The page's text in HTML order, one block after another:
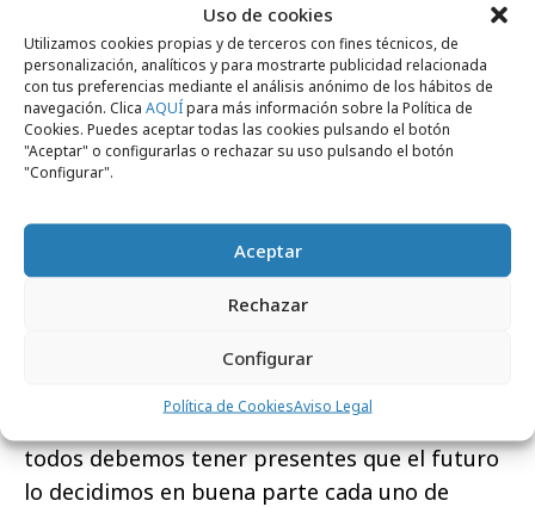
Uso de cookies
Utilizamos cookies propias y de terceros con fines técnicos, de
personalización, analíticos y para mostrarte publicidad relacionada
con tus preferencias mediante el análisis anónimo de los hábitos de
navegación. Clica AQUÍpara más información sobre la Política de
Cookies. Puedes aceptar todas las cookies pulsando el botón
"Aceptar" o configurarlas o rechazar su uso pulsando el botón
"Configurar".
Aceptar
Rechazar
Configurar
Política de CookiesAviso Legal
La tuya no es una vida al uso. Para saber por
qué hay que leer el libro, pero a modo de
adelanto ¿crees que tu manera de hacer
puede ser un modelo a seguir?
Creo que la historia de la creación de Tuenti,
que es seguramente el proyecto en internet
más importante y exitoso en España, encierra
no triunfó, los momentos difíciles, las
también los divertidos. En definitiva, creo que
todos debemos tener presentes que el futuro
lo decidimos en buena parte cada uno de